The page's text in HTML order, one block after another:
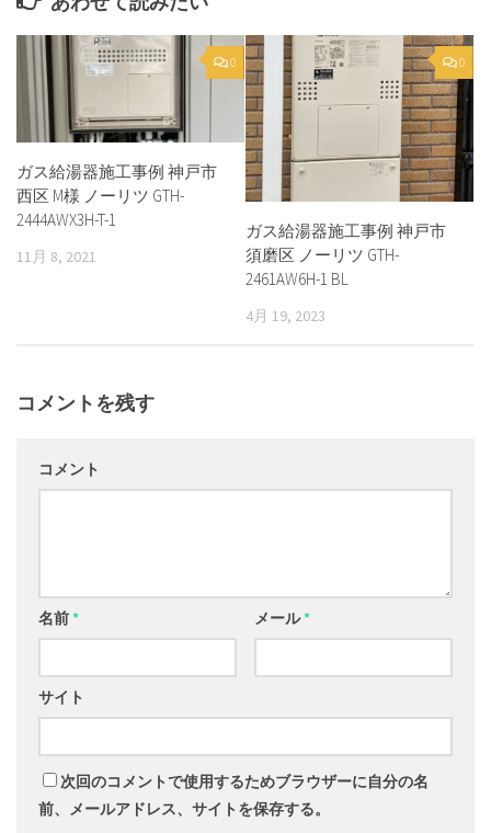
0
ガス給湯器施工事例 神戸市
西区 M様 ノーリツ GTH-
2444AWX3H-T-1
11月 8, 2021
0
ガス給湯器施工事例 神戸市
須磨区 ノーリツ GTH-
2461AW6H-1 BL
4月 19, 2023
コメントを残す
コメント
名前* メール*
サイト
次回のコメントで使用するためブラウザーに自分の名
前、メールアドレス、サイトを保存する。